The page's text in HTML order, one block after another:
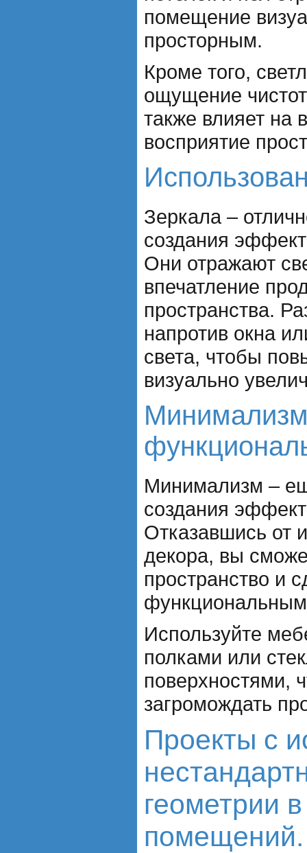
помещение
просторным.
Кроме того,
ощущение
также влияет на
восприятие
Зеркала –
создания
Они отражают
впечатление
пространства.
напротив окна
света, чтобы
визуально
Минимализм –
создания
Отказавшись от
декора, вы
пространство и
Используйте
полками или
поверхностями,
загромождать
Проекты с
геометрии
помещений.